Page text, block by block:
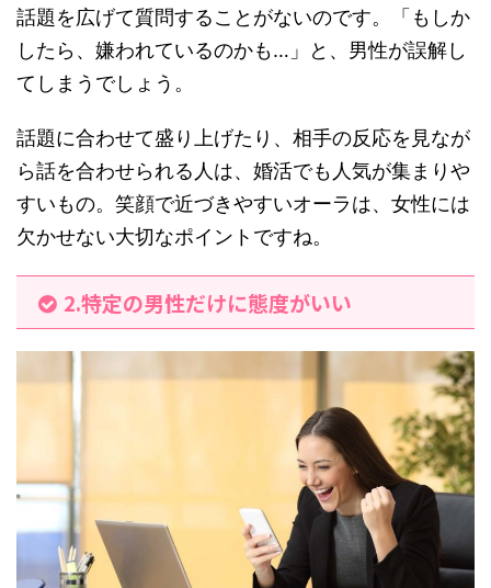
話題を広げて質問することがないのです。「もしか
したら、嫌われているのかも…」と、男性が誤解し
てしまうでしょう。
話題に合わせて盛り上げたり、相手の反応を見なが
ら話を合わせられる人は、婚活でも人気が集まりや
すいもの。笑顔で近づきやすいオーラは、女性には
欠かせない大切なポイントですね。
2.特定の男性だけに態度がいい